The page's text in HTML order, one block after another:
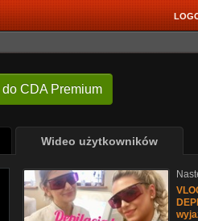
do CDA Premium
Wideo użytkowników